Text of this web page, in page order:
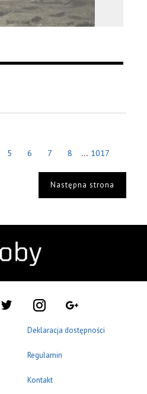
5 6 7 8 ... 1017
Następna strona
Deklaracja dostępności
Regulamin
Kontakt